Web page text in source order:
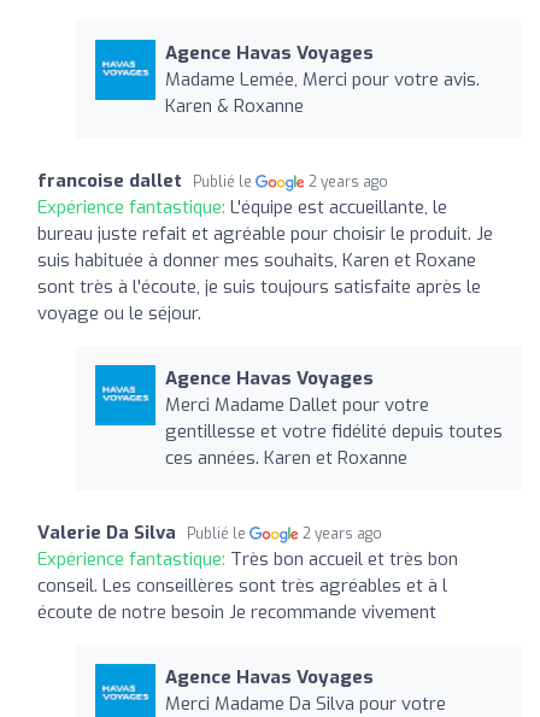
Agence Havas Voyages
Madame Lemée, Merci pour votre avis.
Karen & Roxanne
francoise dallet Publié le 2 years ago
Expérience fantastique: L'équipe est accueillante, le
bureau juste refait et agréable pour choisir le produit. Je
suis habituée à donner mes souhaits, Karen et Roxane
sont très à l'écoute, je suis toujours satisfaite après le
voyage ou le séjour.
Agence Havas Voyages
Merci Madame Dallet pour votre
gentillesse et votre fidélité depuis toutes
ces années. Karen et Roxanne
Valerie Da Silva Publié le 2 years ago
Expérience fantastique: Très bon accueil et très bon
conseil. Les conseillères sont très agréables et à l
écoute de notre besoin Je recommande vivement
Agence Havas Voyages
Merci Madame Da Silva pour votre